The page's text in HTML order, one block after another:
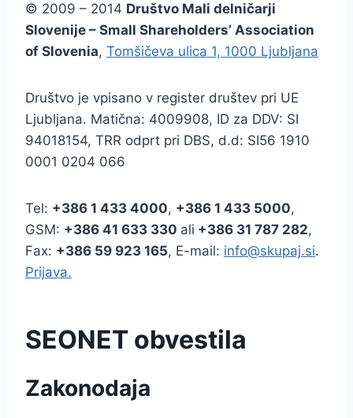
© 2009 – 2014 Društvo Mali delničarji
Slovenije – Small Shareholders’ Association
of Slovenia, Tomšičeva ulica 1, 1000 Ljubljana
Društvo je vpisano v register društev pri UE
Ljubljana. Matična: 4009908, ID za DDV: SI
94018154, TRR odprt pri DBS, d.d: SI56 1910
0001 0204 066
Tel: +386 1 433 4000, +386 1 433 5000,
GSM: +386 41 633 330 ali +386 31 787 282,
Fax: +386 59 923 165, E-mail: info@skupaj.si.
Prijava.
SEONET obvestila
Zakonodaja